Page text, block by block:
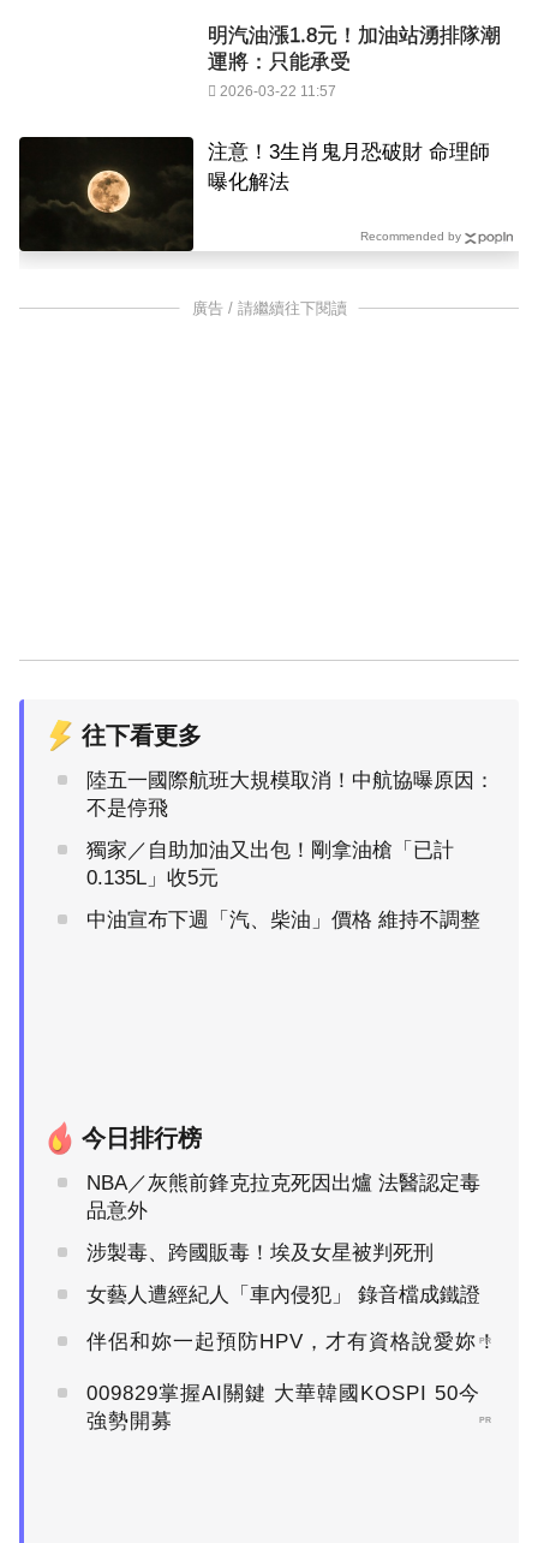
明汽油漲1.8元！加油站湧排隊潮
運將：只能承受
2026-03-22 11:57
注意！3生肖鬼月恐破財 命理師
曝化解法
Recommended by
廣告 / 請繼續往下閱讀
往下看更多
陸五一國際航班大規模取消！中航協曝原因：
不是停飛
獨家／自助加油又出包！剛拿油槍「已計
0.135L」收5元
中油宣布下週「汽、柴油」價格 維持不調整
今日排行榜
NBA／灰熊前鋒克拉克死因出爐 法醫認定毒
品意外
涉製毒、跨國販毒！埃及女星被判死刑
女藝人遭經紀人「車內侵犯」 錄音檔成鐵證
伴侶和妳一起預防HPV，才有資格說愛妳！
PR
009829掌握AI關鍵 大華韓國KOSPI 50今
強勢開募
PR